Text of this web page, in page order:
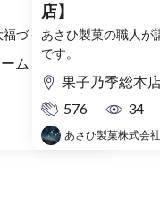
づくり🍑
ム
店】
あさひ製菓の職人が
です。
果子乃季総本
576
34
あさひ製菓株式会社